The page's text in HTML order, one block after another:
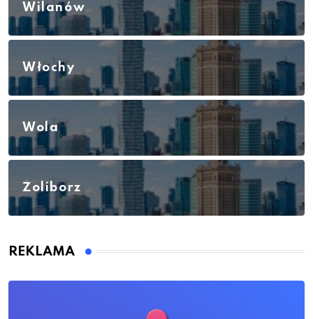
Wilanów
Włochy
Wola
Żoliborz
REKLAMA